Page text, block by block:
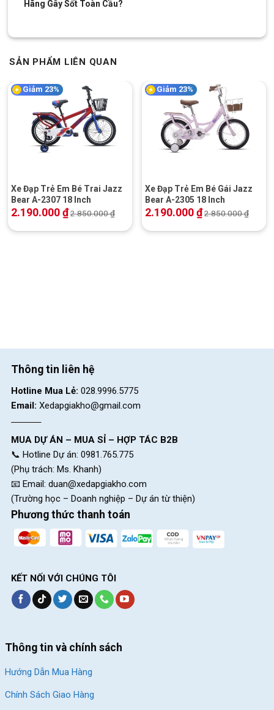
Hãng Gây Sốt Toàn Cầu?
SẢN PHẨM LIÊN QUAN
Giảm 23%
Xe Đạp Trẻ Em Bé Trai Jazz
Bear A-2307 18 Inch
2.190.000₫2.850.000₫
Giảm 23%
Xe Đạp Trẻ Em Bé Gái Jazz
Bear A-2305 18 Inch
2.190.000₫2.850.000₫
Thông tin liên hệ
Hotline Mua Lẻ: 028.9996.5775
Email: Xedapgiakho@gmail.com
MUA DỰ ÁN – MUA SỈ – HỢP TÁC B2B
📞 Hotline Dự án: 0981.765.775
(Phụ trách: Ms. Khanh)
📧 Email: duan@xedapgiakho.com
(Trường học – Doanh nghiệp – Dự án từ thiện)
Phương thức thanh toán
KẾT NỐI VỚI CHÚNG TÔI
Thông tin và chính sách
Hướng Dẫn Mua Hàng
Chính Sách Giao Hàng